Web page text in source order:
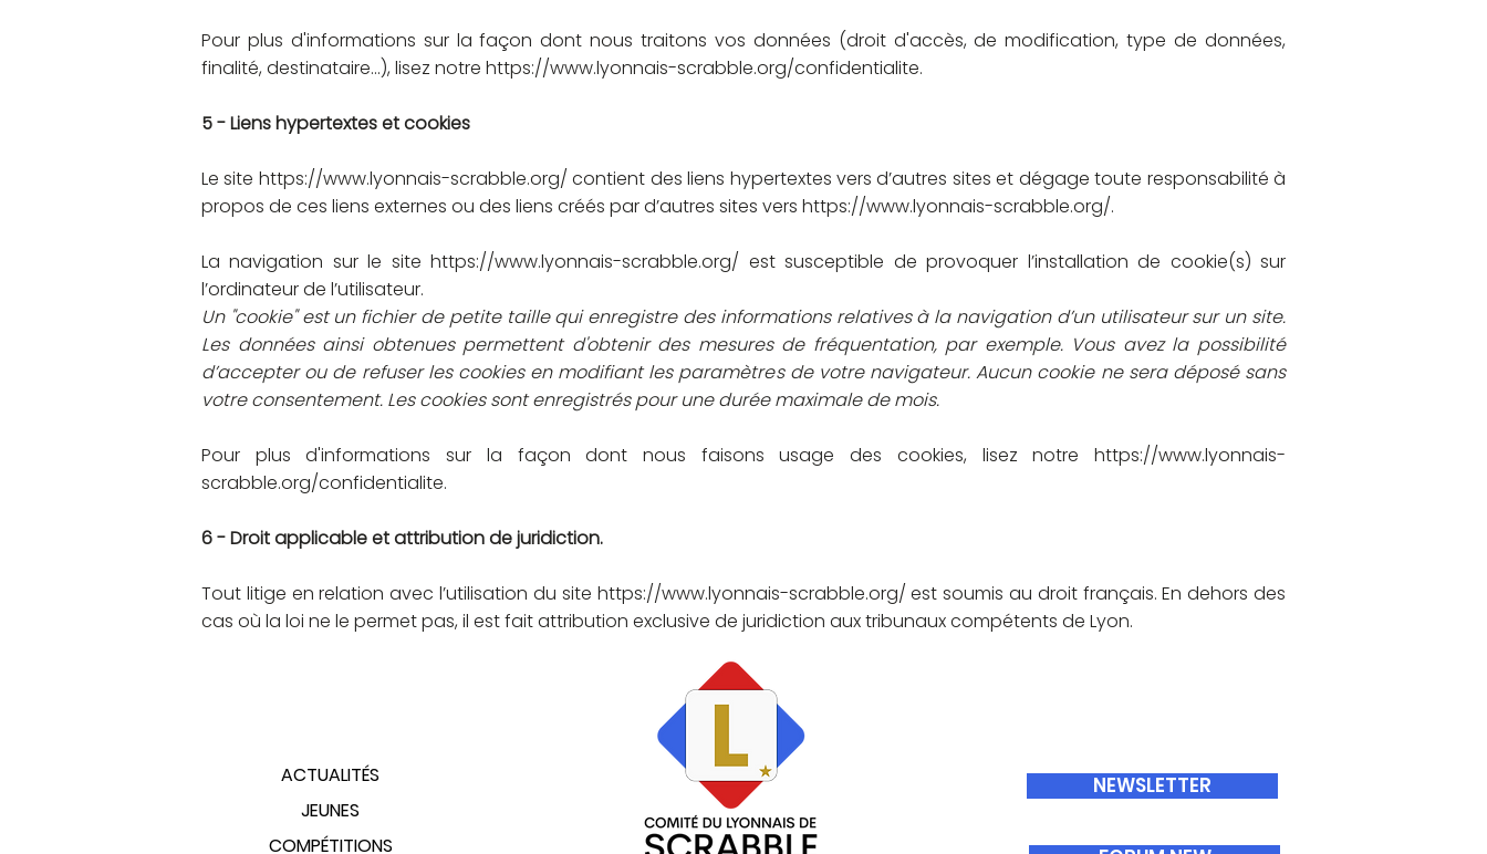
Pour plus d'informations sur la façon dont nous traitons vos données (droit d'accès, de modification, type de données,
finalité, destinataire...), lisez notre https://www.lyonnais-scrabble.org/confidentialite.
5 - Liens hypertextes et cookies
Le site https://www.lyonnais-scrabble.org/ contient des liens hypertextes vers d’autres sites et dégage toute responsabilité à
propos de ces liens externes ou des liens créés par d’autres sites vers https://www.lyonnais-scrabble.org/.
La navigation sur le sitehttps://www.lyonnais-scrabble.org/ est susceptible de provoquer l’installation de cookie(s) sur
l’ordinateur de l’utilisateur.
Un "cookie" est un fichier de petite taille qui enregistre des informations relatives à la navigation d’un utilisateur sur un site.
Les données ainsi obtenues permettent d'obtenir des mesures de fréquentation, par exemple. Vous avez la possibilité
d’accepter ou de refuser les cookies en modifiant les paramètres de votre navigateur. Aucun cookie ne sera déposé sans
votre consentement. Les cookies sont enregistrés pour une durée maximale de mois.
Pour plus d'informations sur la façon dont nous faisons usage des cookies, lisez notre https://www.lyonnais-
scrabble.org/confidentialite.
6 - Droit applicable et attribution de juridiction.
Tout litige en relation avec l’utilisation du site https://www.lyonnais-scrabble.org/ est soumis au droit français. En dehors des
cas où la loi ne le permet pas, il est fait attribution exclusive de juridiction aux tribunaux compétents de Lyon.
ACTUALITÉS
JEUNES
COMPÉTITIONS
NEWSLETTER